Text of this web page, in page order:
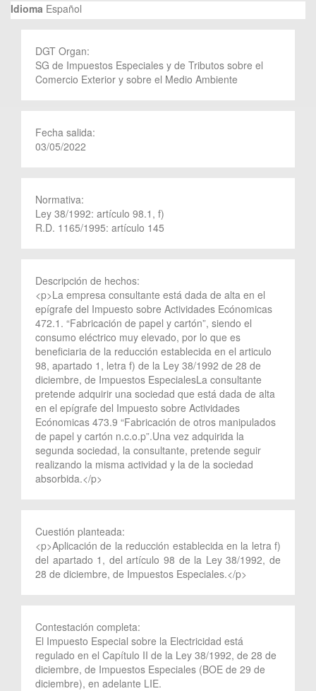
Idioma Español
DGT Organ:
SG de Impuestos Especiales y de Tributos sobre el
Comercio Exterior y sobre el Medio Ambiente
Fecha salida:
03/05/2022
Normativa:
Ley 38/1992: artículo 98.1, f)
R.D. 1165/1995: artículo 145
Descripción de hechos:
<p>La empresa consultante está dada de alta en el
epígrafe del Impuesto sobre Actividades Ecónomicas
472.1. “Fabricación de papel y cartón”, siendo el
consumo eléctrico muy elevado, por lo que es
beneficiaria de la reducción establecida en el articulo
98, apartado 1, letra f) de la Ley 38/1992 de 28 de
diciembre, de Impuestos EspecialesLa consultante
pretende adquirir una sociedad que está dada de alta
en el epígrafe del Impuesto sobre Actividades
Ecónomicas 473.9 “Fabricación de otros manipulados
de papel y cartón n.c.o.p”.Una vez adquirida la
segunda sociedad, la consultante, pretende seguir
realizando la misma actividad y la de la sociedad
absorbida.</p>
Cuestión planteada:
<p>Aplicación de la reducción establecida en la letra f)
del apartado 1, del artículo 98 de la Ley 38/1992, de
28 de diciembre, de Impuestos Especiales.</p>
Contestación completa:
El Impuesto Especial sobre la Electricidad está
regulado en el Capítulo II de la Ley 38/1992, de 28 de
diciembre, de Impuestos Especiales (BOE de 29 de
diciembre), en adelante LIE.